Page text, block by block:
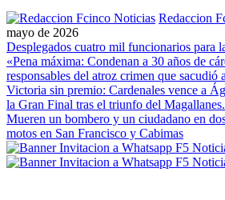
Redaccion
mayo de 2026
Desplegados cuatro mil funcionarios para
«Pena máxima: Condenan a 30 años de
responsables del atroz crimen que sacudió
Victoria sin premio: Cardenales vence a
la Gran Final tras el triunfo del Magallanes.
Mueren un bombero y un ciudadano en
motos en San Francisco y Cabimas